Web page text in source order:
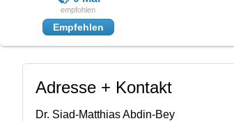
Empfehlen
Adresse + Kontakt
Dr. Siad-Matthias Abdin-Bey